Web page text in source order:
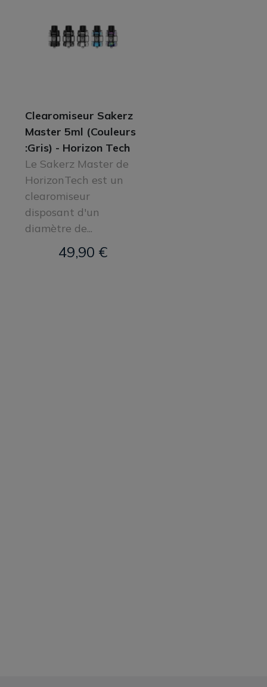
Clearomiseur Sakerz
Master 5ml (Couleurs
:Gris) - Horizon Tech
Le Sakerz Master de
HorizonTech est un
clearomiseur
disposant d'un
diamètre de...
49,90 €